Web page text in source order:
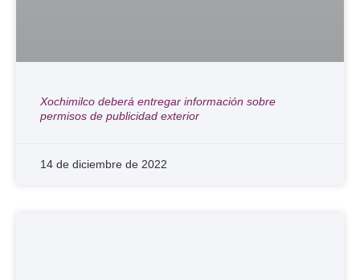
Xochimilco deberá entregar información sobre
permisos de publicidad exterior
14 de diciembre de 2022